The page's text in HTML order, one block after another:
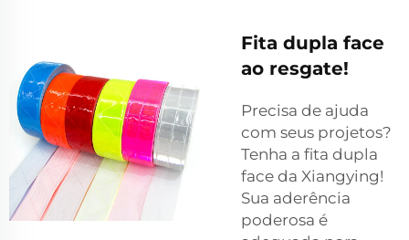
Fita dupla face
ao resgate!
Precisa de ajuda
com seus projetos?
Tenha a fita dupla
face da Xiangying!
Sua aderência
poderosa é